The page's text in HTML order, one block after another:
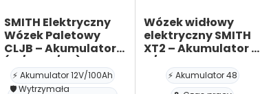
SMITH Elektryczny
Wózek Paletowy
CLJB – Akumulator
(12/100 V/Ah)
⚡ Akumulator 12V/100Ah
🛡️ Wytrzymała
Wózek widłowy
elektryczny SMITH
XT2 – Akumulator 48
V/10h
⚡ Akumulator 48